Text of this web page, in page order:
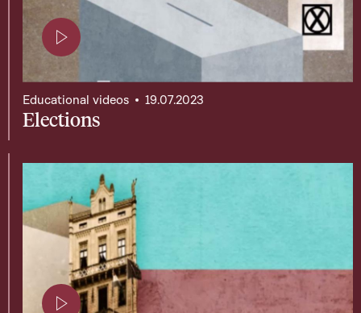
Page contenant une vidéo
Elections
Educational videos 19.07.2023